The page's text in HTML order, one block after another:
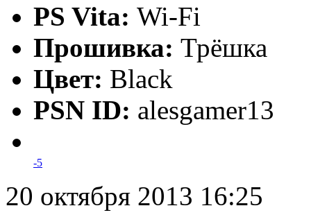
PS Vita: Wi-Fi
Прошивка: Трёшка
Цвет: Black
PSN ID: alesgamer13
-5
20 октября 2013 16:25